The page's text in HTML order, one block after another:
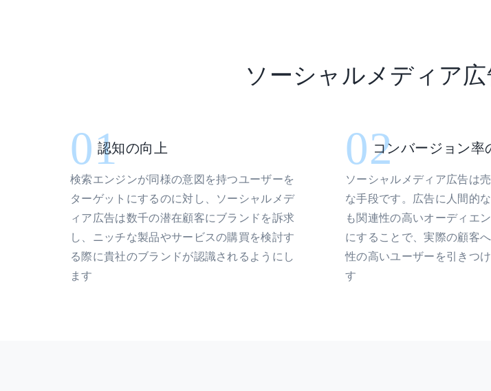
ソーシャルメディア
01認知の向上
検索エンジンが同様の意図を持つユーザーを
ターゲットにするのに対し、ソーシャルメデ
ィア広告は数千の潜在顧客にブランドを訴求
し、ニッチな製品やサービスの購買を検討す
る際に貴社のブランドが認識されるようにし
ます
02コンバージョン率
ソーシャルメディア広告は
な手段です。広告に人間的
も関連性の高いオーディエ
にすることで、実際の顧客
性の高いユーザーを引きつ
す